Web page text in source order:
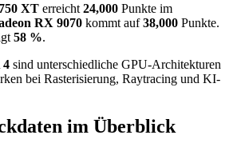
XT erreicht 24,000 Punkte im
RX 9070 kommt auf38,000 Punkte.
58 %.
4 sind unterschiedliche GPU-Architekturen
bei Rasterisierung, Raytracing und KI-
im Überblick